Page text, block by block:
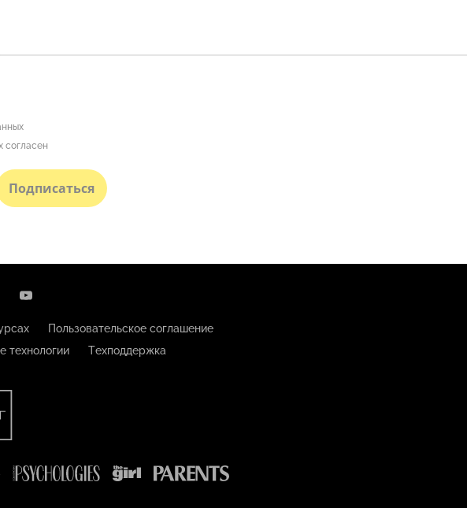
согласен
Подписаться
Пользовательское соглашение
технологии Техподдержка